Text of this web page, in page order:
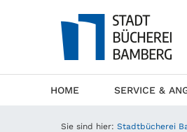
HOME (CURRENT)SERVICE &
Sie sind hier: Stadtbücherei